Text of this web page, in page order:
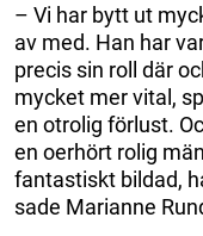
– Vi har bytt ut
av med. Han har
precis sin roll där
mycket mer vital,
en otrolig förlust.
en oerhört rolig
fantastiskt bildad,
sade Marianne